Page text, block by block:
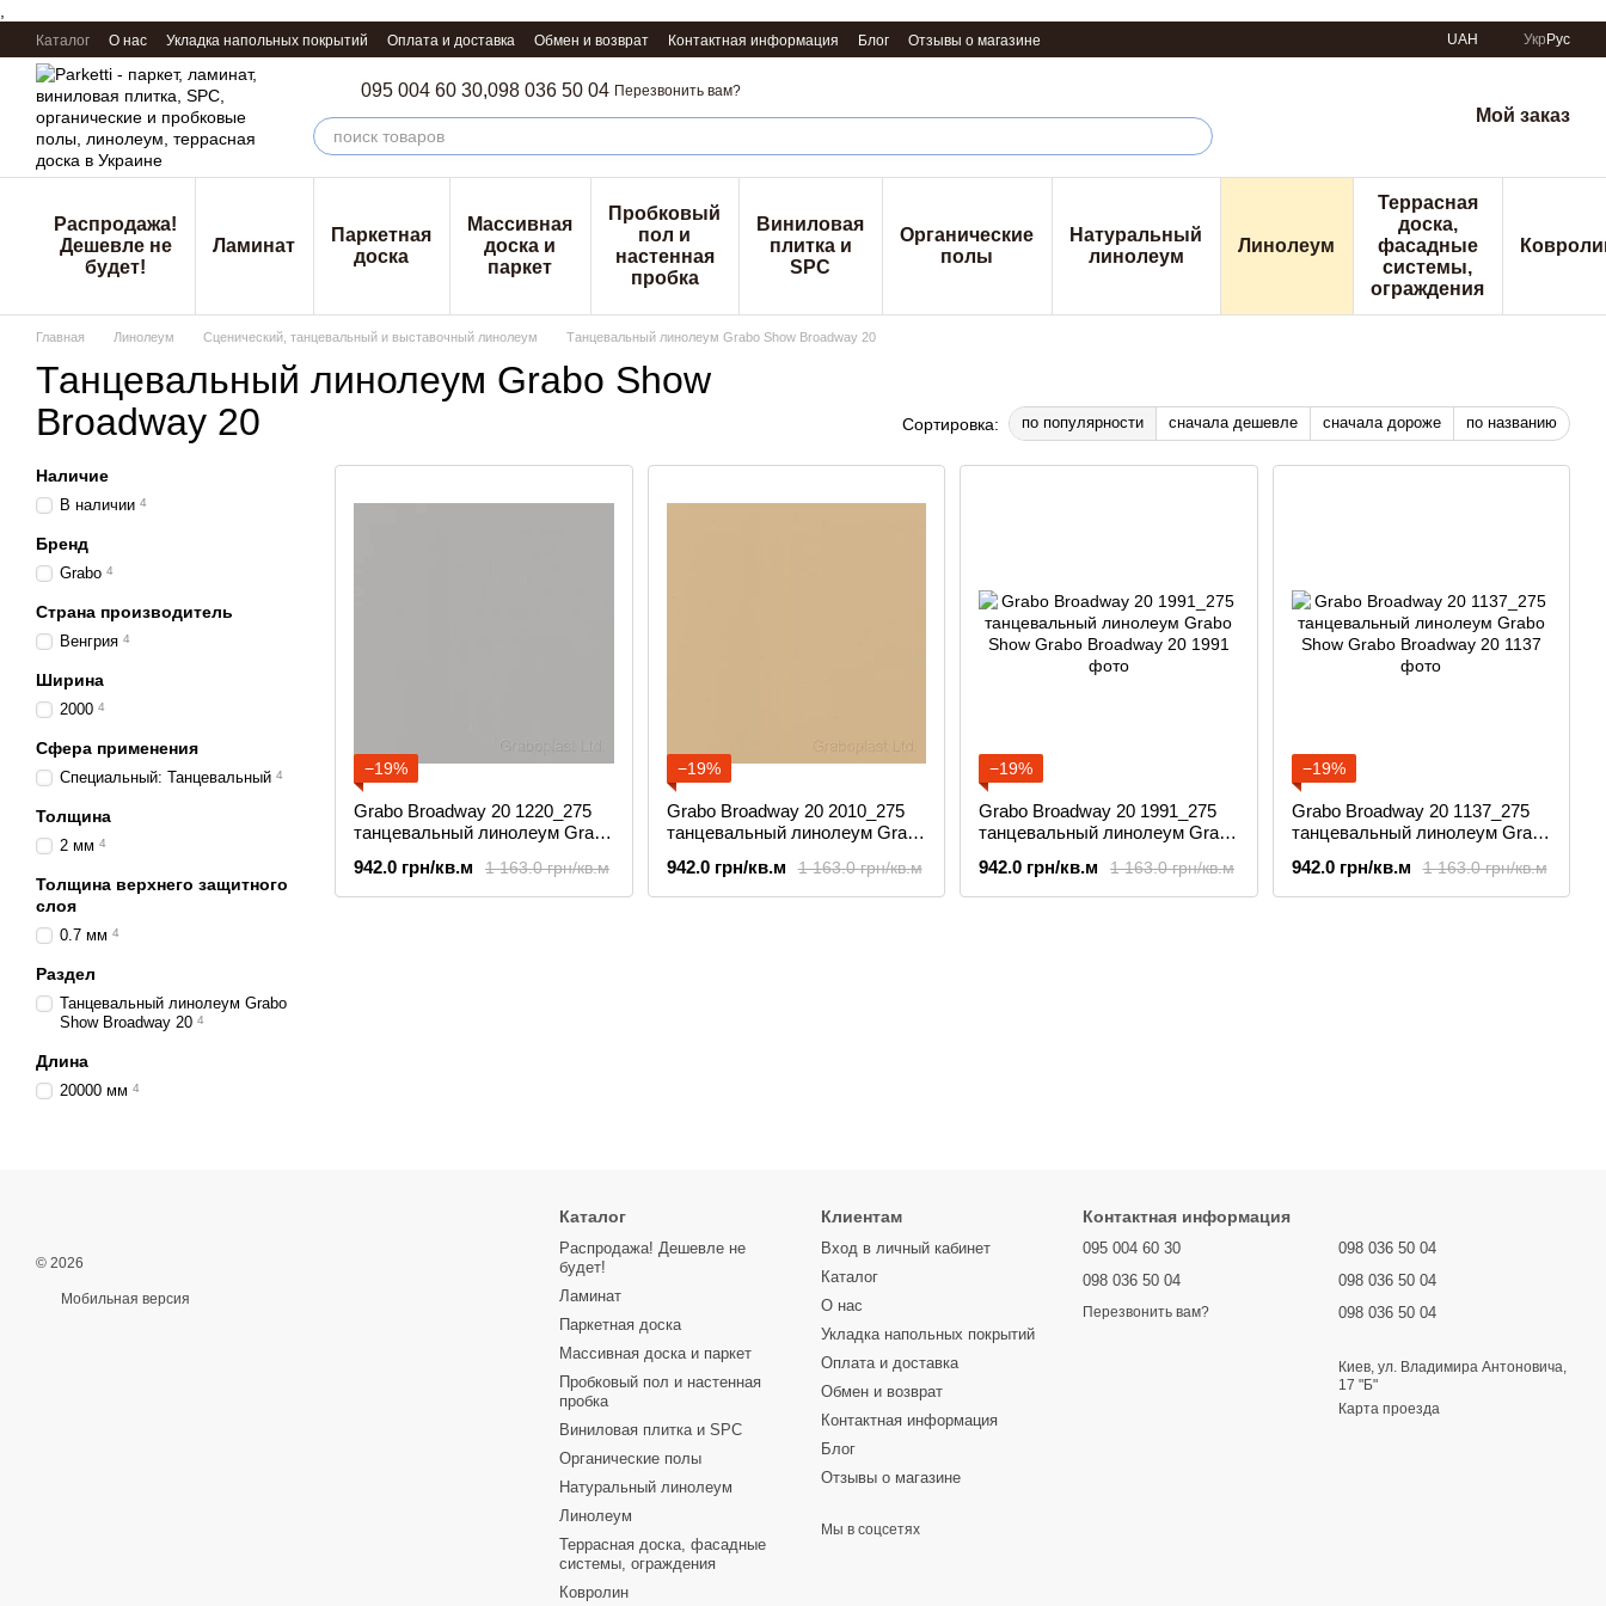
Перейти к основному контенту
Каталог О нас Укладка напольных покрытий Оплата и доставка Обмен и возврат Контактная информация Блог Отзывы о магазине UAH Укр Рус
095 004 60 30,098 036 50 04 Перезвонить вам?
Мой заказ
Распродажа!
Дешевле не
будет!
Ламинат
Паркетная
доска
Массивная
доска и
паркет
Пробковый
пол и
настенная
пробка
Виниловая
плитка и
SPC
Органические
полы
Натуральный
линолеум
Линолеум
Террасная
доска,
фасадные
системы,
ограждения
Главная Линолеум Сценический, танцевальный и выставочный линолеум Танцевальный линолеум Grabo Show Broadway 20
Танцевальный линолеум Grabo Show
Broadway 20
Сортировка: по популярности сначала дешевле сначала дороже по названию
−19%
Grabo Broadway 20 1220_275
танцевальный линолеум Grabo
1 163.0 грн/кв.м
942.0 грн/кв.м
−19%
Grabo Broadway 20 2010_275
танцевальный линолеум Grabo
1 163.0 грн/кв.м
942.0 грн/кв.м
−19%
Grabo Broadway 20 1991_275
танцевальный линолеум Grabo
1 163.0 грн/кв.м
942.0 грн/кв.м
−19%
Grabo Broadway 20 1137_275
танцевальный линолеум Grabo
1 163.0 грн/кв.м
942.0 грн/кв.м
Наличие
В наличии 4
Бренд
Grabo 4
Страна производитель
Венгрия 4
Ширина
2000 4
Сфера применения
Специальный: Танцевальный 4
Толщина
2 мм 4
Толщина верхнего защитного
слоя
0.7 мм 4
Раздел
Танцевальный линолеум Grabo
Show Broadway 20 4
Длина
20000 мм 4
© 2026
Мобильная версия
Каталог
Распродажа! Дешевле не
будет!
Ламинат
Паркетная доска
Массивная доска и паркет
Пробковый пол и настенная
пробка
Виниловая плитка и SPC
Органические полы
Натуральный линолеум
Линолеум
Террасная доска, фасадные
системы, ограждения
Ковролин
Клиентам
Вход в личный кабинет
Каталог
О нас
Укладка напольных покрытий
Оплата и доставка
Обмен и возврат
Контактная информация
Блог
Отзывы о магазине
Мы в соцсетях
Контактная информация
095 004 60 30
098 036 50 04
Перезвонить вам?
098 036 50 04
098 036 50 04
098 036 50 04
Киев, ул. Владимира Антоновича,
17 "Б"
Карта проезда